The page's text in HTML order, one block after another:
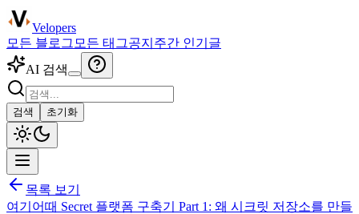
Velopers
모든 블로그 모든 태그공지 주간 인기글
AI 검색
검색 초기화
목록 보기
여기어때 Secret 플랫폼 구축기 Part 1: 왜 시크릿 저장소를 만들